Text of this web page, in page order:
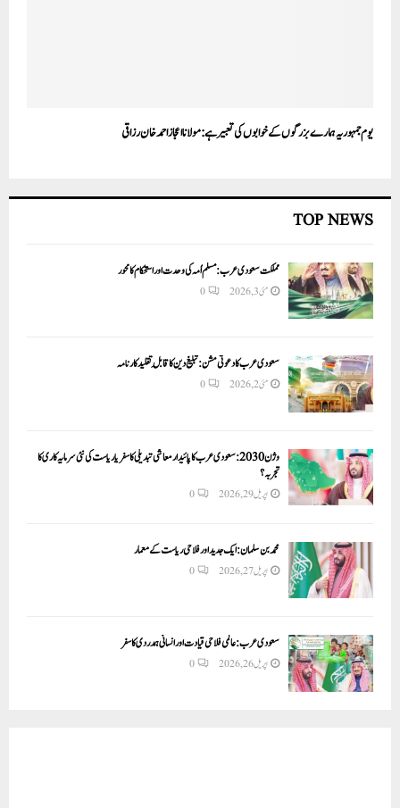
یوم جمہوریہ ہمارے بزرگوں کے خوابوں کی تعبیر ہے: مولانا اعجاز احمد خان رزاقی
TOP NEWS
مملکت سعودی عرب: مسلم اُمہ کی وحدت اور استحکام کا محور
مئی 3, 2026 0
سعودی عرب کا دعوتی مشن: تبلیغ دین کا قابلِ تقلید کارنامہ
مئی 2, 2026 0
وژن 2030:سعودی عرب کا پائیدار معاشی تبدیلی کا سفر یا ریاست کی نئی سرمایہ کاری کا
تجربہ؟
اپریل 29, 2026 0
محمد بن سلمان: ایک جدید اور فلاحی ریاست کے معمار
اپریل 27, 2026 0
سعودی عرب: عالمی فلاحی قیادت اور انسانی ہمدردی کا سفر
اپریل 26, 2026 0